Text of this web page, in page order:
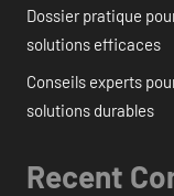
Dossier pratique
solutions efficaces
Conseils experts
solutions durables
Recent